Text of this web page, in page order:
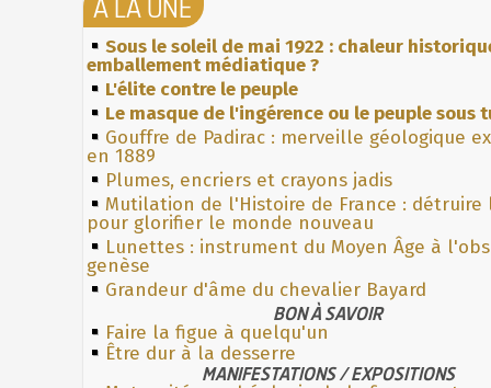
Sous le soleil de mai 1922 : chaleur
emballement médiatique ?
L'élite contre le peuple
Le masque de l'ingérence ou le peuple sous
Gouffre de Padirac : merveille géologique
en 1889
Plumes, encriers et crayons jadis
Mutilation de l'Histoire de France : détruire
pour glorifier le monde nouveau
Lunettes : instrument du Moyen Âge à
genèse
Grandeur d'âme du chevalier Bayard
BON À SAVOIR
Faire la figue à quelqu'un
Être dur à la desserre
MANIFESTATIONS / EXPOSITIONS